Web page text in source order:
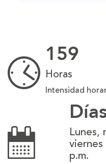
159
Horas
Intensidad
Lunes,
p.m.